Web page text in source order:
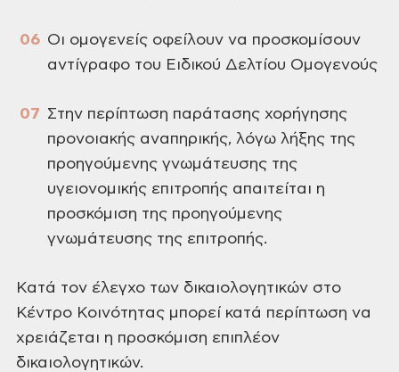
Οι ομογενείς οφείλουν να προσκομίσουν
αντίγραφο του Ειδικού Δελτίου Ομογενούς
Στην περίπτωση παράτασης χορήγησης
προνοιακής αναπηρικής, λόγω λήξης της
προηγούμενης γνωμάτευσης της
υγειονομικής επιτροπής απαιτείται η
προσκόμιση της προηγούμενης
γνωμάτευσης της επιτροπής.
Κατά τον έλεγχο των δικαιολογητικών στο
Κέντρο Κοινότητας μπορεί κατά περίπτωση να
χρειάζεται η προσκόμιση επιπλέον
δικαιολογητικών.